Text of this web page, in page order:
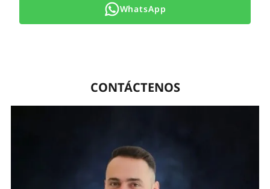
WhatsApp
CONTÁCTENOS